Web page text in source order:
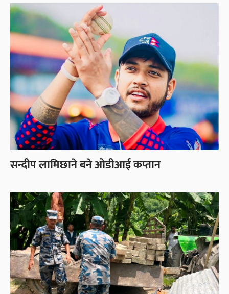
सन्दीप लामिछाने बने ओडीआई कप्तान